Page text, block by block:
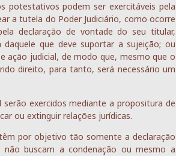
potestativos podem ser exercitáveis pela
a tutela do Poder Judiciário, como ocorre
declaração de vontade do seu titular,
que deve suportar a sujeição; ou
ação judicial, de modo que, mesmo que o
direito, para tanto, será necessário um
exercidos mediante a propositura de
ou extinguir relações jurídicas.
por objetivo tão somente a declaração
buscam a condenação ou mesmo a